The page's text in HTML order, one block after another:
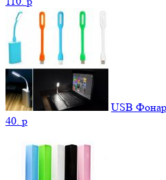
USB
40. p